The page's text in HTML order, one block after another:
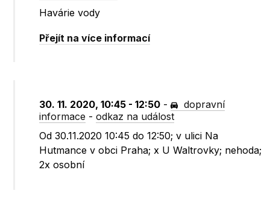
Havárie vody
Přejít na více informací
30. 11. 2020, 10:45 - 12:50 -
dopravní
informace -odkaz na událost
Od 30.11.2020 10:45 do 12:50; v ulici Na
Hutmance v obci Praha; x U Waltrovky; nehoda;
2x osobní